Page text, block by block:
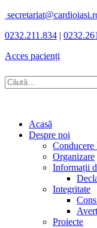
0232.211.834 |
Acces pacienți
Acasă
Despre noi
Organizare
Informații
Integritate
Proiecte